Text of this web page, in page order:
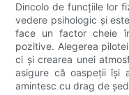
Dincolo de funcțiile lor
vedere psihologic și
face un factor cheie
pozitive. Alegerea
ci și crearea unei
asigure că oaspeții își
amintesc cu drag de